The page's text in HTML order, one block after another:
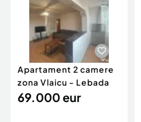
Apartament 2 camere
zona Vlaicu - Lebada
69.000 eur